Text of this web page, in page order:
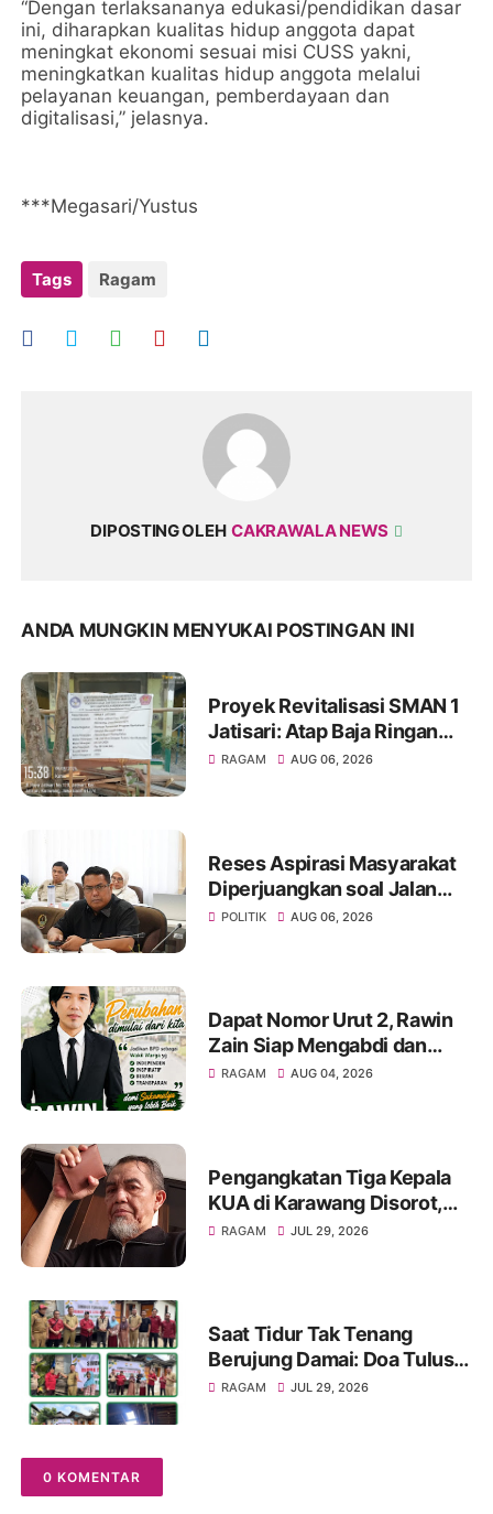
“Dengan terlaksananya edukasi/pendidikan dasar
ini, diharapkan kualitas hidup anggota dapat
meningkat ekonomi sesuai misi CUSS yakni,
meningkatkan kualitas hidup anggota melalui
pelayanan keuangan, pemberdayaan dan
digitalisasi,” jelasnya.
***Megasari/Yustus
Tags Ragam
DIPOSTING OLEH CAKRAWALA NEWS
ANDA MUNGKIN MENYUKAI POSTINGAN INI
Proyek Revitalisasi SMAN 1
Jatisari: Atap Baja Ringan
Campur Paku & Dynabold,
RAGAM AUG 06, 2026
Reses Aspirasi Masyarakat
Diperjuangkan soal Jalan
Pangala-Baruppu Rusak
POLITIK AUG 06, 2026
Dapat Nomor Urut 2, Rawin
Zain Siap Mengabdi dan
Perjuangkan Aspirasi Warga
RAGAM AUG 04, 2026
Pengangkatan Tiga Kepala
KUA di Karawang Disorot,
KMG Singgung Dugaan Jual
RAGAM JUL 29, 2026
Saat Tidur Tak Tenang
Berujung Damai: Doa Tulus
MC-JK untuk Ibu Rusdiana
RAGAM JUL 29, 2026
0 KOMENTAR